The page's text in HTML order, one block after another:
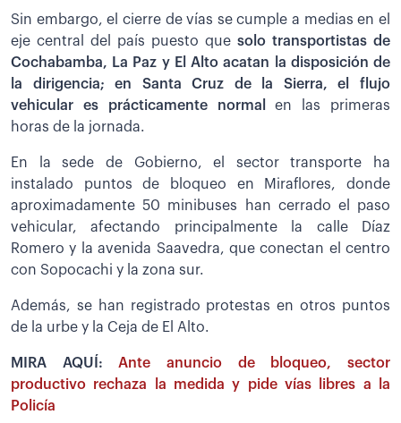
Sin embargo, el cierre de vías se cumple a medias en el
eje central del país puesto que solo transportistas de
Cochabamba, La Paz y El Alto acatan la disposición de
la dirigencia; en Santa Cruz de la Sierra, el flujo
vehicular es prácticamente normalen las primeras
horas de la jornada.
En la sede de Gobierno, el sector transporte ha
instalado puntos de bloqueo en Miraflores, donde
aproximadamente 50 minibuses han cerrado el paso
vehicular, afectando principalmente la calle Díaz
Romero y la avenida Saavedra, que conectan el centro
con Sopocachi y la zona sur.
Además, se han registrado protestas en otros puntos
de la urbe y la Ceja de El Alto.
MIRA AQUÍ:Ante anuncio de bloqueo, sector
productivo rechaza la medida y pide vías libres a la
Policía